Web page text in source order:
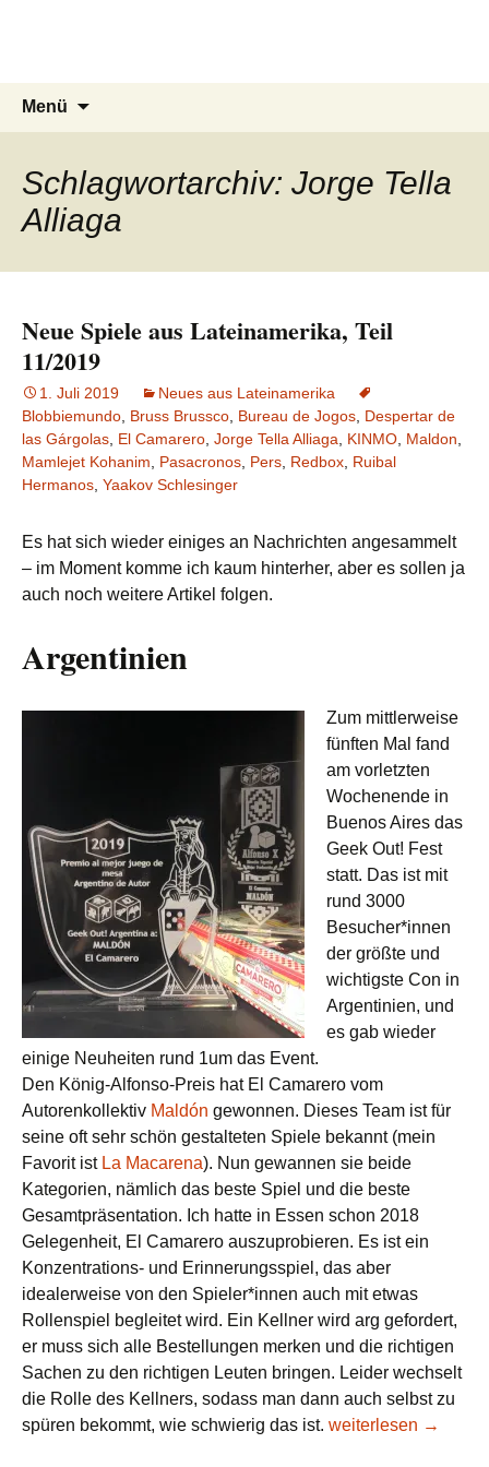
Menü
Schlagwortarchiv: Jorge Tella
Alliaga
Neue Spiele aus Lateinamerika, Teil
11/2019
1. Juli 2019
Neues aus Lateinamerika
Blobbiemundo Bruss Brussco Bureau de Jogos Despertar de
las Gárgolas El Camarero Jorge Tella Alliaga KINMO Maldon
Mamlejet Kohanim
Pasacronos Pers Redbox Ruibal
Hermanos Yaakov Schlesinger
Es hat sich wieder einiges an Nachrichten angesammelt
– im Moment komme ich kaum hinterher, aber es sollen ja
auch noch weitere Artikel folgen.
Argentinien
Zum mittlerweise
fünften Mal fand
am vorletzten
Wochenende in
Buenos Aires das
Geek Out! Fest
statt. Das ist mit
rund 3000
Besucher*innen
der größte und
wichtigste Con in
Argentinien, und
es gab wieder
einige Neuheiten rund 1um das Event.
Den König-Alfonso-Preis hat El Camarero vom
Autorenkollektiv Maldón gewonnen. Dieses Team ist für
seine oft sehr schön gestalteten Spiele bekannt (mein
Favorit ist La Macarena). Nun gewannen sie beide
Kategorien, nämlich das beste Spiel und die beste
Gesamtpräsentation. Ich hatte in Essen schon 2018
Gelegenheit, El Camarero auszuprobieren. Es ist ein
Konzentrations- und Erinnerungsspiel, das aber
idealerweise von den Spieler*innen auch mit etwas
Rollenspiel begleitet wird. Ein Kellner wird arg gefordert,
er muss sich alle Bestellungen merken und die richtigen
Sachen zu den richtigen Leuten bringen. Leider wechselt
die Rolle des Kellners, sodass man dann auch selbst zu
spüren bekommt, wie schwierig das ist. Neue Spiele aus
weiterlesen →